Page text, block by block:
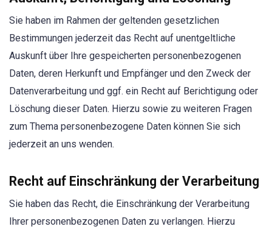
Sie haben im Rahmen der geltenden gesetzlichen
Bestimmungen jederzeit das Recht auf unentgeltliche
Auskunft über Ihre gespeicherten personenbezogenen
Daten, deren Herkunft und Empfänger und den Zweck der
Datenverarbeitung und ggf. ein Recht auf Berichtigung oder
Löschung dieser Daten. Hierzu sowie zu weiteren Fragen
zum Thema personenbezogene Daten können Sie sich
jederzeit an uns wenden.
Recht auf Einschränkung der Verarbeitung
Sie haben das Recht, die Einschränkung der Verarbeitung
Ihrer personenbezogenen Daten zu verlangen. Hierzu